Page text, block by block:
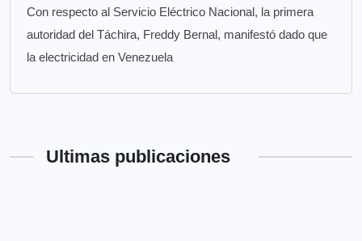
Con respecto al Servicio Eléctrico Nacional, la primera
autoridad del Táchira, Freddy Bernal, manifestó dado que
la electricidad en Venezuela
Ultimas publicaciones